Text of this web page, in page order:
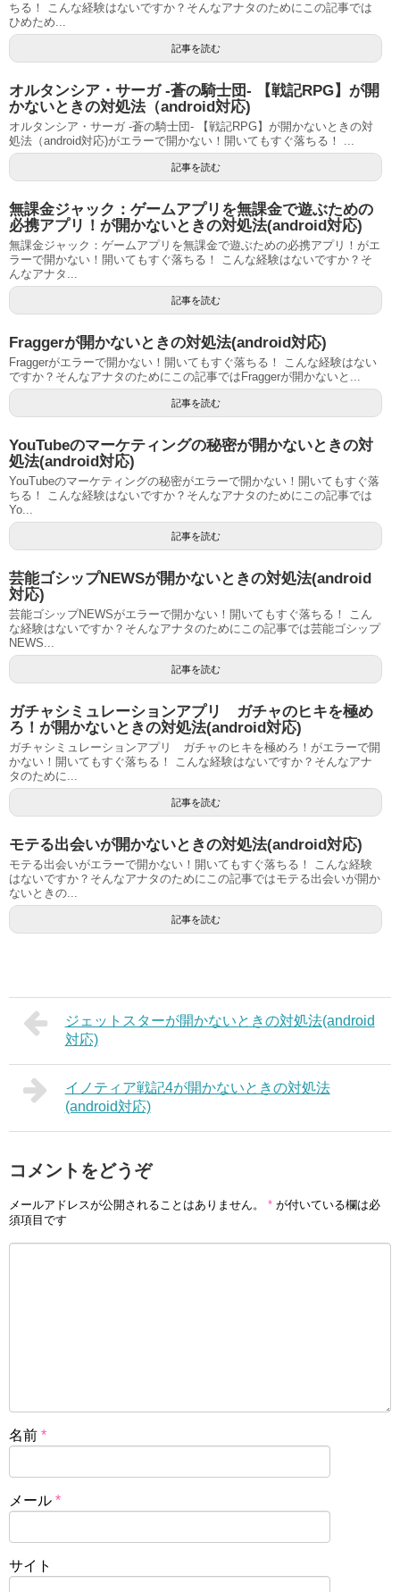
ちる！ こんな経験はないですか？そんなアナタのためにこの記事では
ひめため...
記事を読む
オルタンシア・サーガ -蒼の騎士団- 【戦記RPG】が開
かないときの対処法（android対応)
オルタンシア・サーガ -蒼の騎士団- 【戦記RPG】が開かないときの対
処法（android対応)がエラーで開かない！開いてもすぐ落ちる！ ...
記事を読む
無課金ジャック：ゲームアプリを無課金で遊ぶための
必携アプリ！が開かないときの対処法(android対応)
無課金ジャック：ゲームアプリを無課金で遊ぶための必携アプリ！がエ
ラーで開かない！開いてもすぐ落ちる！ こんな経験はないですか？そ
んなアナタ...
記事を読む
Fraggerが開かないときの対処法(android対応)
Fraggerがエラーで開かない！開いてもすぐ落ちる！ こんな経験はない
ですか？そんなアナタのためにこの記事ではFraggerが開かないと...
記事を読む
YouTubeのマーケティングの秘密が開かないときの対
処法(android対応)
YouTubeのマーケティングの秘密がエラーで開かない！開いてもすぐ落
ちる！ こんな経験はないですか？そんなアナタのためにこの記事では
Yo...
記事を読む
芸能ゴシップNEWSが開かないときの対処法(android
対応)
芸能ゴシップNEWSがエラーで開かない！開いてもすぐ落ちる！ こん
な経験はないですか？そんなアナタのためにこの記事では芸能ゴシップ
NEWS...
記事を読む
ガチャシミュレーションアプリ ガチャのヒキを極め
ろ！が開かないときの対処法(android対応)
ガチャシミュレーションアプリ ガチャのヒキを極めろ！がエラーで開
かない！開いてもすぐ落ちる！ こんな経験はないですか？そんなアナ
タのために...
記事を読む
モテる出会いが開かないときの対処法(android対応)
モテる出会いがエラーで開かない！開いてもすぐ落ちる！ こんな経験
はないですか？そんなアナタのためにこの記事ではモテる出会いが開か
ないときの...
記事を読む
ジェットスターが開かないときの対処法(android
対応)
イノティア戦記4が開かないときの対処法
(android対応)
コメントをどうぞ
メールアドレスが公開されることはありません。 * が付いている欄は必
須項目です
名前 *
メール *
サイト